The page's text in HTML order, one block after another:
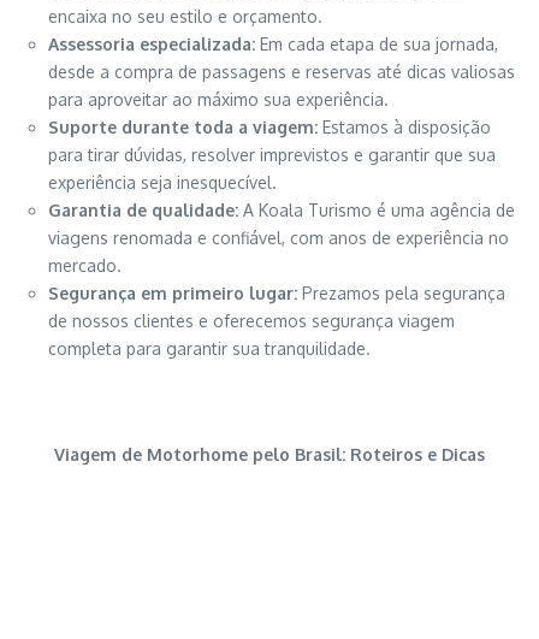
encaixa no seu estilo e orçamento.
Assessoria especializada: Em cada etapa de sua jornada,
desde a compra de passagens e reservas até dicas valiosas
para aproveitar ao máximo sua experiência.
Suporte durante toda a viagem: Estamos à disposição
para tirar dúvidas, resolver imprevistos e garantir que sua
experiência seja inesquecível.
Garantia de qualidade: A Koala Turismo é uma agência de
viagens renomada e confiável, com anos de experiência no
mercado.
Segurança em primeiro lugar: Prezamos pela segurança
de nossos clientes e oferecemos segurança viagem
completa para garantir sua tranquilidade.
Viagem de Motorhome pelo Brasil: Roteiros e Dicas